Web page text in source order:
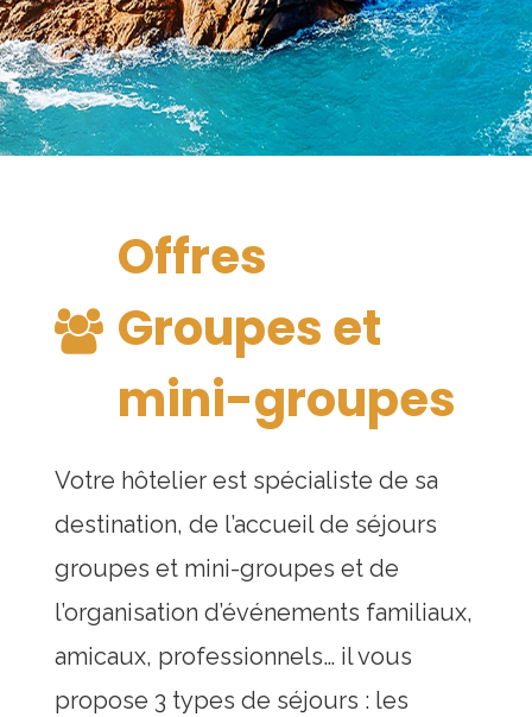
Offres
Groupes et
mini-groupes
Votre hôtelier est spécialiste de sa
destination, de l’accueil de séjours
groupes et mini-groupes et de
l’organisation d’événements familiaux,
amicaux, professionnels… il vous
propose 3 types de séjours : les